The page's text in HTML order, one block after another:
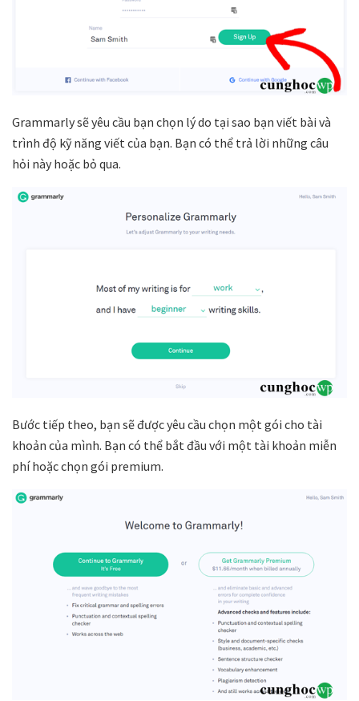
Grammarly sẽ yêu cầu bạn chọn lý do tại sao bạn viết bài và
trình độ kỹ năng viết của bạn. Bạn có thể trả lời những câu
hỏi này hoặc bỏ qua.
Bước tiếp theo, bạn sẽ được yêu cầu chọn một gói cho tài
khoản của mình. Bạn có thể bắt đầu với một tài khoản miễn
phí hoặc chọn gói premium.